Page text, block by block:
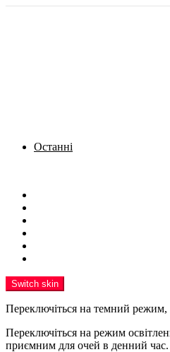
Останні
Switch skin
Переключіться на темний
Переключіться на режим
приємним для очей в денний час.